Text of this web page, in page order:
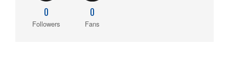
0
Followers
0
Fans